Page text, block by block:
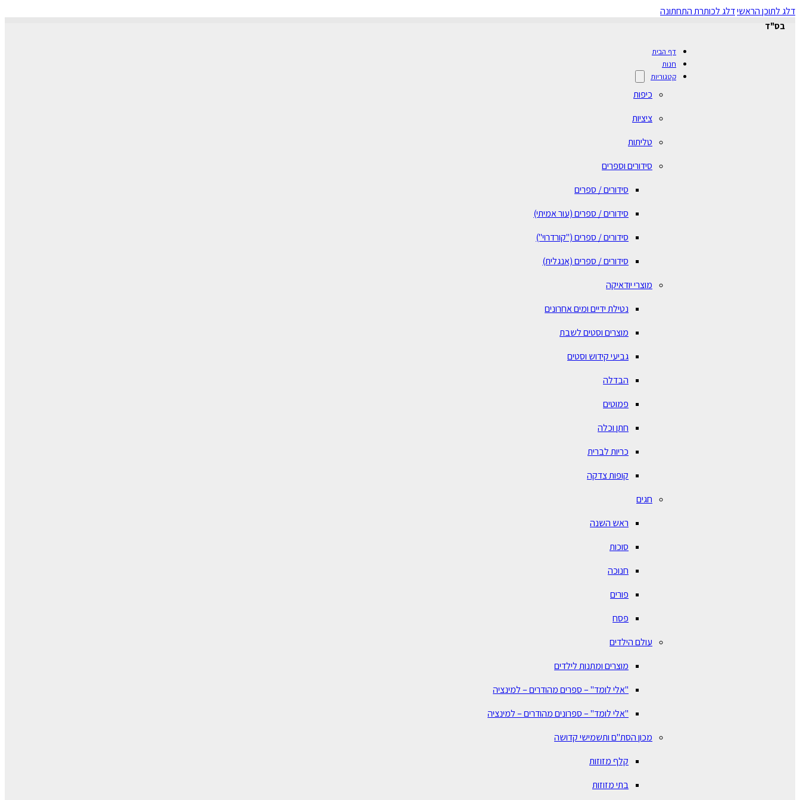
דלג לתוכן הראשידלג לכותרת התחתונה
בס"ד
דף הבית
חנות
קטגוריות
כיפות
ציציות
טליתות
סידורים וספרים
סידורים / ספרים
⁠סידורים / ספרים (עור אמיתי)
סידורים / ספרים ("קורדרוי")
סידורים / ספרים (אנגלית)
מוצרי יודאיקה
נטילת ידיים ומים אחרונים
מוצרים וסטים לשבת
גביעי קידוש וסטים
הבדלה
פמוטים
חתן וכלה
כריות לברית
קופות צדקה
חגים
ראש השנה
סוכות
חנוכה
פורים
פסח
עולם הילדים
מוצרים ומתנות לילדים
"אלי לומד" – ספרים מהודרים – למינציה
"אלי לומד" – ספרונים מהודרים – למינציה
מכון הסת"ם ותשמישי קדושה
קלף מזוזות
בתי מזוזות